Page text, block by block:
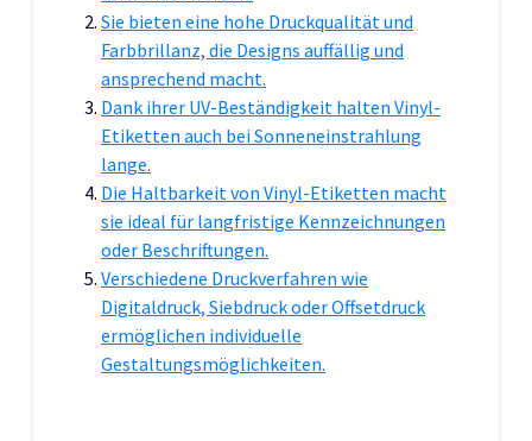
Sie bieten eine hohe Druckqualität und
Farbbrillanz, die Designs auffällig und
ansprechend macht.
Dank ihrer UV-Beständigkeit halten Vinyl-
Etiketten auch bei Sonneneinstrahlung
lange.
Die Haltbarkeit von Vinyl-Etiketten macht
sie ideal für langfristige Kennzeichnungen
oder Beschriftungen.
Verschiedene Druckverfahren wie
Digitaldruck, Siebdruck oder Offsetdruck
ermöglichen individuelle
Gestaltungsmöglichkeiten.